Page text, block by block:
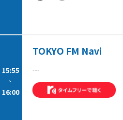
15:55
-
16:00
TOKYO FM Navi
---